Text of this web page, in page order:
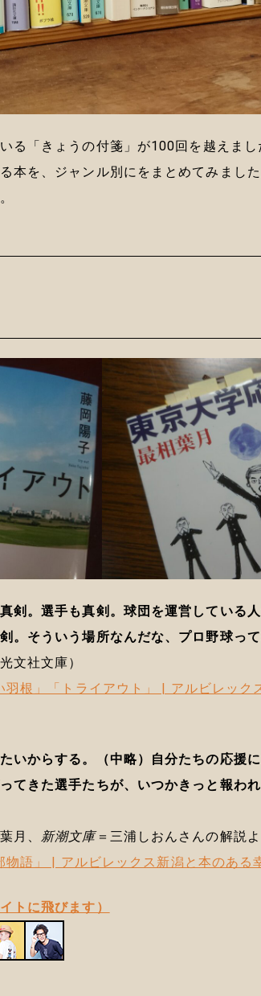
る「きょうの付箋」が100回を越えまし
本を、ジャンル別にをまとめてみまし
剣。選手も真剣。球団を運営している
。そういう場所なんだな、プロ野球って
文社文庫）
羽根」「トライアウト」 | アルビレック
いからする。（中略）自分たちの応援
てきた選手たちが、いつかきっと報われ
月、 新潮文庫＝三浦しおんさんの解説よ
物語」 | アルビレックス新潟と本のある
トに飛びます）